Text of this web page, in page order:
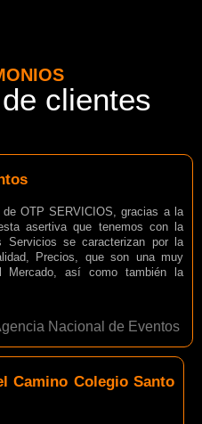
clientes
OTP SERVICIOS, gracias a la
asertiva que tenemos con la
Servicios se caracterizan por la
Precios, que son una muy
Mercado, así como también la
Nacional de Eventos
Camino Colegio Santo